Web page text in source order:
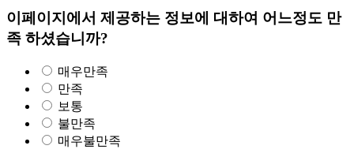
이페이지에서 제공하는 정보에 대하여 어느정도 만
족 하셨습니까?
매우만족
만족
보통
불만족
매우불만족